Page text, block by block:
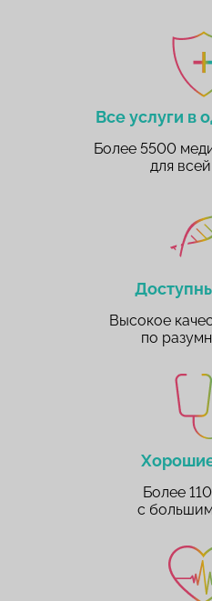
Все услуги в
Более 5500
для
Высокое
по
Более
с